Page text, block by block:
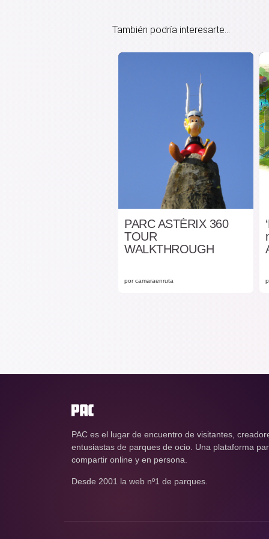
También podría interesarte...
PARC ASTÉRIX 360
TOUR
WALKTHROUGH
por camaraenruta
PAC es el lugar de encuentro de visitantes,
entusiastas de parques de ocio. Una plataforma
compartir online y en persona.
Desde 2001 la web nº1 de parques.